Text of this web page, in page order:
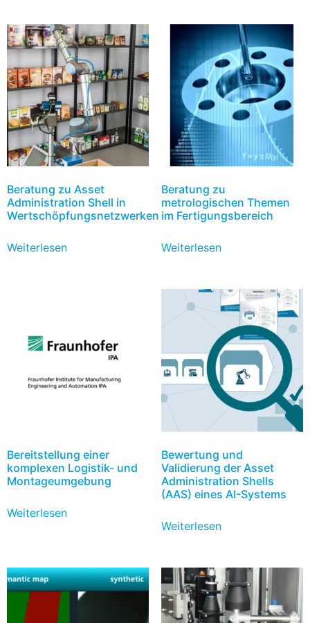
Beratung zu Asset
Administration Shell in
Wertschöpfungsnetzwerken
Weiterlesen
Beratung zu
metrologischen Themen
im Fertigungsbereich
Weiterlesen
Bereitstellung einer
komplexen Logistik- und
Montageumgebung
Weiterlesen
Bewertung und
Validierung der Asset
Administration Shells
(AAS) eines AI-Systems
Weiterlesen